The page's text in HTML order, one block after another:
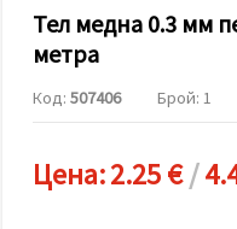
за анализ
маркетинг.
съгласиш
използваме
всички
Тел медна 0.3 мм
метра
Код: 507406 Брой: 1
Цена:2.25 €/